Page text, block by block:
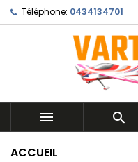
Téléphone: 0434134701
 
ACCUEIL